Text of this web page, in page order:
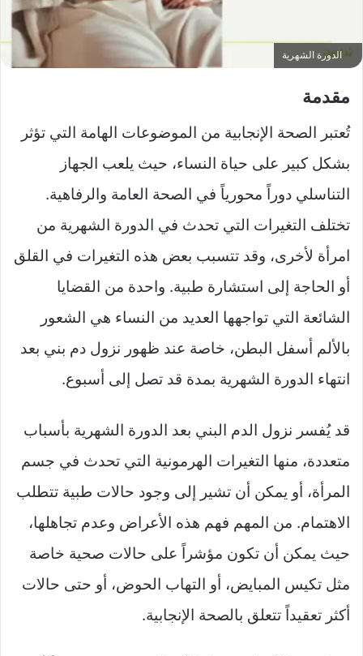
الدورة الشهرية
مقدمة
تُعتبر الصحة الإنجابية من الموضوعات الهامة التي تؤثر
بشكل كبير على حياة النساء، حيث يلعب الجهاز
التناسلي دوراً محورياً في الصحة العامة والرفاهية.
تختلف التغيرات التي تحدث في الدورة الشهرية من
امرأة لأخرى، وقد تتسبب بعض هذه التغيرات في القلق
أو الحاجة إلى استشارة طبية. واحدة من القضايا
الشائعة التي تواجهها العديد من النساء هي الشعور
بالألم أسفل البطن، خاصة عند ظهور نزول دم بني بعد
انتهاء الدورة الشهرية بمدة قد تصل إلى أسبوع.
قد يُفسر نزول الدم البني بعد الدورة الشهرية بأسباب
متعددة، منها التغيرات الهرمونية التي تحدث في جسم
المرأة، أو يمكن أن تشير إلى وجود حالات طبية تتطلب
الاهتمام. من المهم فهم هذه الأعراض وعدم تجاهلها،
حيث يمكن أن تكون مؤشراً على حالات صحية خاصة
مثل تكيس المبايض، أو التهاب الحوض، أو حتى حالات
أكثر تعقيداً تتعلق بالصحة الإنجابية.